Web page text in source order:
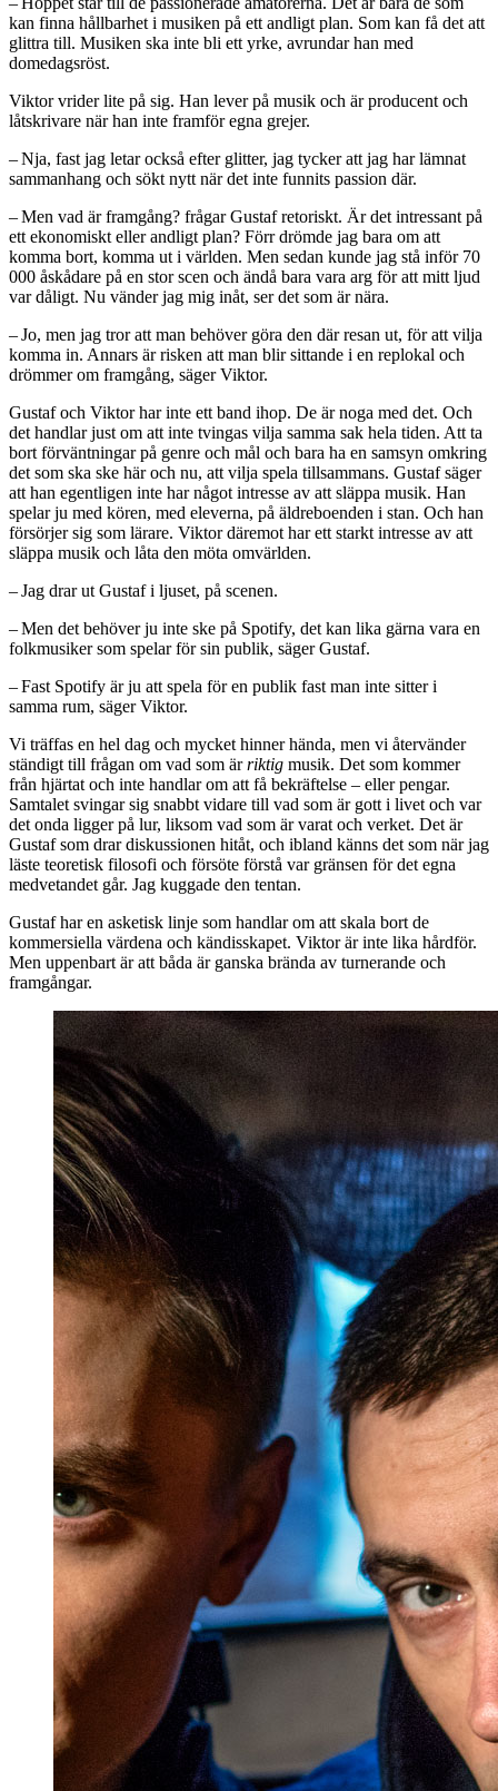
kan finna hållbarhet i musiken på ett andligt plan. Som kan få det att
glittra till. Musiken ska inte bli ett yrke, avrundar han med
domedagsröst.
Viktor vrider lite på sig. Han lever på musik och är producent och
låtskrivare när han inte framför egna grejer.
– Nja, fast jag letar också efter glitter, jag tycker att jag har lämnat
sammanhang och sökt nytt när det inte funnits passion där.
– Men vad är framgång? frågar Gustaf retoriskt. Är det intressant på
ett ekonomiskt eller andligt plan? Förr drömde jag bara om att
komma bort, komma ut i världen. Men sedan kunde jag stå inför 70
000 åskådare på en stor scen och ändå bara vara arg för att mitt ljud
var dåligt. Nu vänder jag mig inåt, ser det som är nära.
– Jo, men jag tror att man behöver göra den där resan ut, för att vilja
komma in. Annars är risken att man blir sittande i en replokal och
drömmer om framgång, säger Viktor.
Gustaf och Viktor har inte ett band ihop. De är noga med det. Och
det handlar just om att inte tvingas vilja samma sak hela tiden. Att ta
bort förväntningar på genre och mål och bara ha en samsyn omkring
det som ska ske här och nu, att vilja spela tillsammans. Gustaf säger
att han egentligen inte har något intresse av att släppa musik. Han
spelar ju med kören, med eleverna, på äldreboenden i stan. Och han
försörjer sig som lärare. Viktor däremot har ett starkt intresse av att
släppa musik och låta den möta omvärlden.
– Jag drar ut Gustaf i ljuset, på scenen.
– Men det behöver ju inte ske på Spotify, det kan lika gärna vara en
folkmusiker som spelar för sin publik, säger Gustaf.
– Fast Spotify är ju att spela för en publik fast man inte sitter i
samma rum, säger Viktor.
Vi träffas en hel dag och mycket hinner hända, men vi återvänder
ständigt till frågan om vad som ärriktig musik. Det som kommer
från hjärtat och inte handlar om att få bekräftelse – eller pengar.
Samtalet svingar sig snabbt vidare till vad som är gott i livet och var
det onda ligger på lur, liksom vad som är varat och verket. Det är
Gustaf som drar diskussionen hitåt, och ibland känns det som när jag
läste teoretisk filosofi och försöte förstå var gränsen för det egna
medvetandet går. Jag kuggade den tentan.
Gustaf har en asketisk linje som handlar om att skala bort de
kommersiella värdena och kändisskapet. Viktor är inte lika hårdför.
Men uppenbart är att båda är ganska brända av turnerande och
framgångar.